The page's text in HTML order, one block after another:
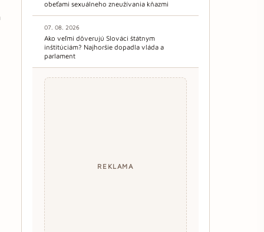
obeťami sexuálneho zneužívania kňazmi
07. 08. 2026
Ako veľmi dôverujú Slováci štátnym
inštitúciám? Najhoršie dopadla vláda a
parlament
REKLAMA